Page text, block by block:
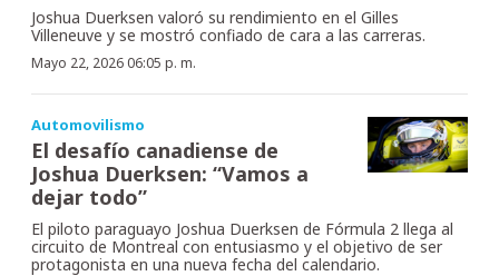
Joshua Duerksen valoró su rendimiento en el Gilles
Villeneuve y se mostró confiado de cara a las carreras.
Mayo 22, 2026 06:05 p. m.
Automovilismo
El desafío canadiense de
Joshua Duerksen: “Vamos a
dejar todo”
El piloto paraguayo Joshua Duerksen de Fórmula 2 llega al
circuito de Montreal con entusiasmo y el objetivo de ser
protagonista en una nueva fecha del calendario.